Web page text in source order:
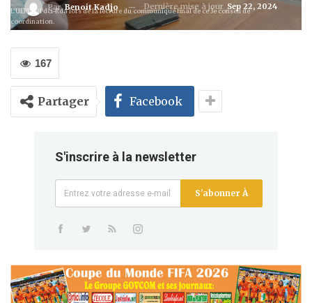
ParBenoit Kadjo Dernière mise à jour Sep 22, 2024
L'UEPPM/Pdci-Rda lors de la lecture du communiqué final de ce 3e conseil de
coordination.
167
Partager Facebook
S'inscrire à la newsletter
S'abonner À